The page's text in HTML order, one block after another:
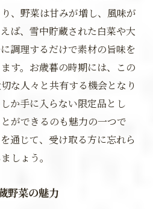
、野菜は甘みが増し、風味が
ば、雪中貯蔵された白菜や大
調理するだけで素材の旨味を
す。お歳暮の時期には、この
な人々と共有する機会となり
か手に入らない限定品とし
ができるのも魅力の一つで
通じて、受け取る方に忘れら
しょう。
野菜の魅力